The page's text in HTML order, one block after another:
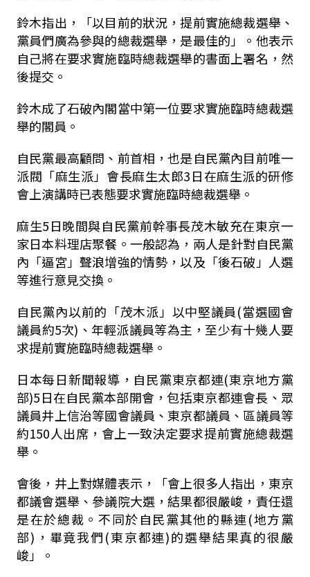
鈴木指出，「以目前的狀況，提前實施總裁選舉、
黨員們廣為參與的總裁選舉，是最佳的」。他表示
自己將在要求實施臨時總裁選舉的書面上署名，然
後提交。
鈴木成了石破內閣當中第一位要求實施臨時總裁選
舉的閣員。
自民黨最高顧問、前首相，也是自民黨內目前唯一
派閥「麻生派」會長麻生太郎3日在麻生派的研修
會上演講時已表態要求實施臨時總裁選舉。
麻生5日晚間與自民黨前幹事長茂木敏充在東京一
家日本料理店聚餐。一般認為，兩人是針對自民黨
內「逼宮」聲浪增強的情勢，以及「後石破」人選
等進行意見交換。
自民黨內以前的「茂木派」以中堅議員(當選國會
議員約5次)、年輕派議員等為主，至少有十幾人要
求提前實施臨時總裁選舉。
日本每日新聞報導，自民黨東京都連(東京地方黨
部)5日在自民黨本部開會，包括東京都連會長、眾
議員井上信治等國會議員、東京都議員、區議員等
約150人出席，會上一致決定要求提前實施總裁選
舉。
會後，井上對媒體表示，「會上很多人指出，東京
都議會選舉、參議院大選，結果都很嚴峻，責任還
是在於總裁。不同於自民黨其他的縣連(地方黨
部)，畢竟我們(東京都連)的選舉結果真的很嚴
峻」。